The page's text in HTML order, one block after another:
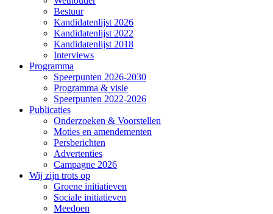
Bestuur
Kandidatenlijst 2026
Kandidatenlijst 2022
Kandidatenlijst 2018
Interviews
Programma
Speerpunten 2026-2030
Programma & visie
Speerpunten 2022-2026
Publicaties
Onderzoeken & Voorstellen
Moties en amendementen
Persberichten
Advertenties
Campagne 2026
Wij zijn trots op
Groene initiatieven
Sociale initiatieven
Meedoen